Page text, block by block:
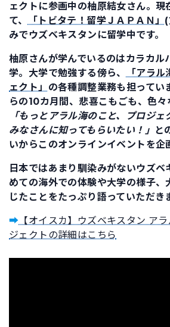
ェクトに参画中の柚原結女さん。現
て、
「トビタテ！留学ＪＡＰＡＮ」
みでウズベキスタンに留学中です。
柚原さんが学んでいるのはカラカル
学。大学で勉強する傍ら、
「アラ
ェクト」 の各種調整業務も担って
らの10カ月間、悲喜こもごも、色々
「もっとアラル海のこと、プロジ
みなさんに知ってもらいたい！」 と
いからこのオンラインイベントを企
日本ではあまり馴染みがないウズベ
めての海外での体験や大学の様子、
じたことをたっぷり語っていただき
➡ 【オイスカ】ウズベキスタン ア
ジェクトの詳細はこちら